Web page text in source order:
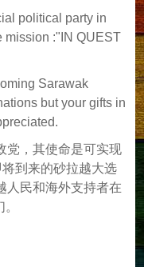
political party in
mission :"IN QUEST
Sarawak
but your gifts in
党，其使命是可实现
将到来的砂拉越大选
人民和海外支持者在